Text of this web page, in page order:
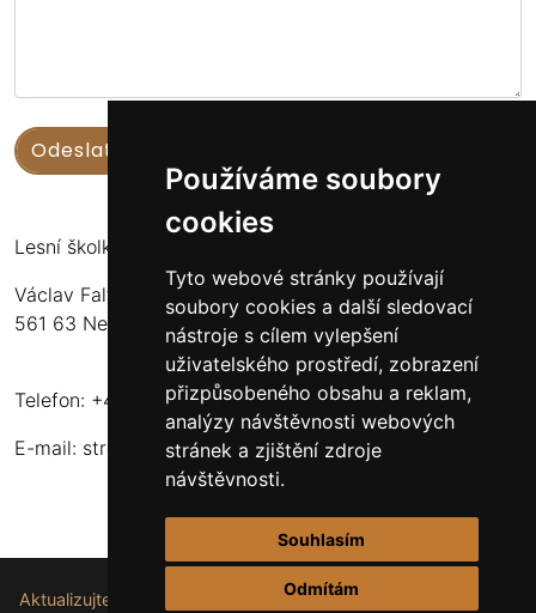
Používáme soubory
cookies
Tyto webové stránky používají
soubory cookies a další sledovací
nástroje s cílem vylepšení
uživatelského prostředí, zobrazení
přizpůsobeného obsahu a reklam,
analýzy návštěvnosti webových
stránek a zjištění zdroje
návštěvnosti.
Souhlasím
Odmítám
Lesní školka Nekoř
Václav Faltus
561 63 Nekoř 251
Telefon: +420 732 173 483
E-mail: stromkynekor@seznam.cz
Aktualizujte nastavení souborů cookie.